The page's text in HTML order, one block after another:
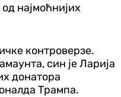
најмоћнијих
контроверзе.
син је Ларија
донатора
Трампа.